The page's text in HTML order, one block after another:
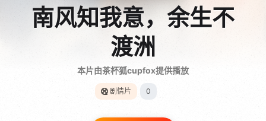
南风知我意，余生不
渡洲
本片由茶杯狐cupfox提供播放
剧情片 0